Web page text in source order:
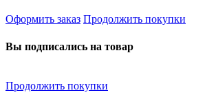
Оформить заказ Продолжить покупки
Вы подписались на товар
Продолжить покупки